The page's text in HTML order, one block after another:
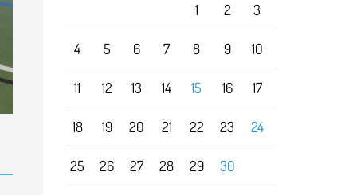
1
2 3
4 5 6 7 8 9 10
11 12 13 14 15 16 17
18 19 20 21 22 23 24
25 26 27 28 29 30